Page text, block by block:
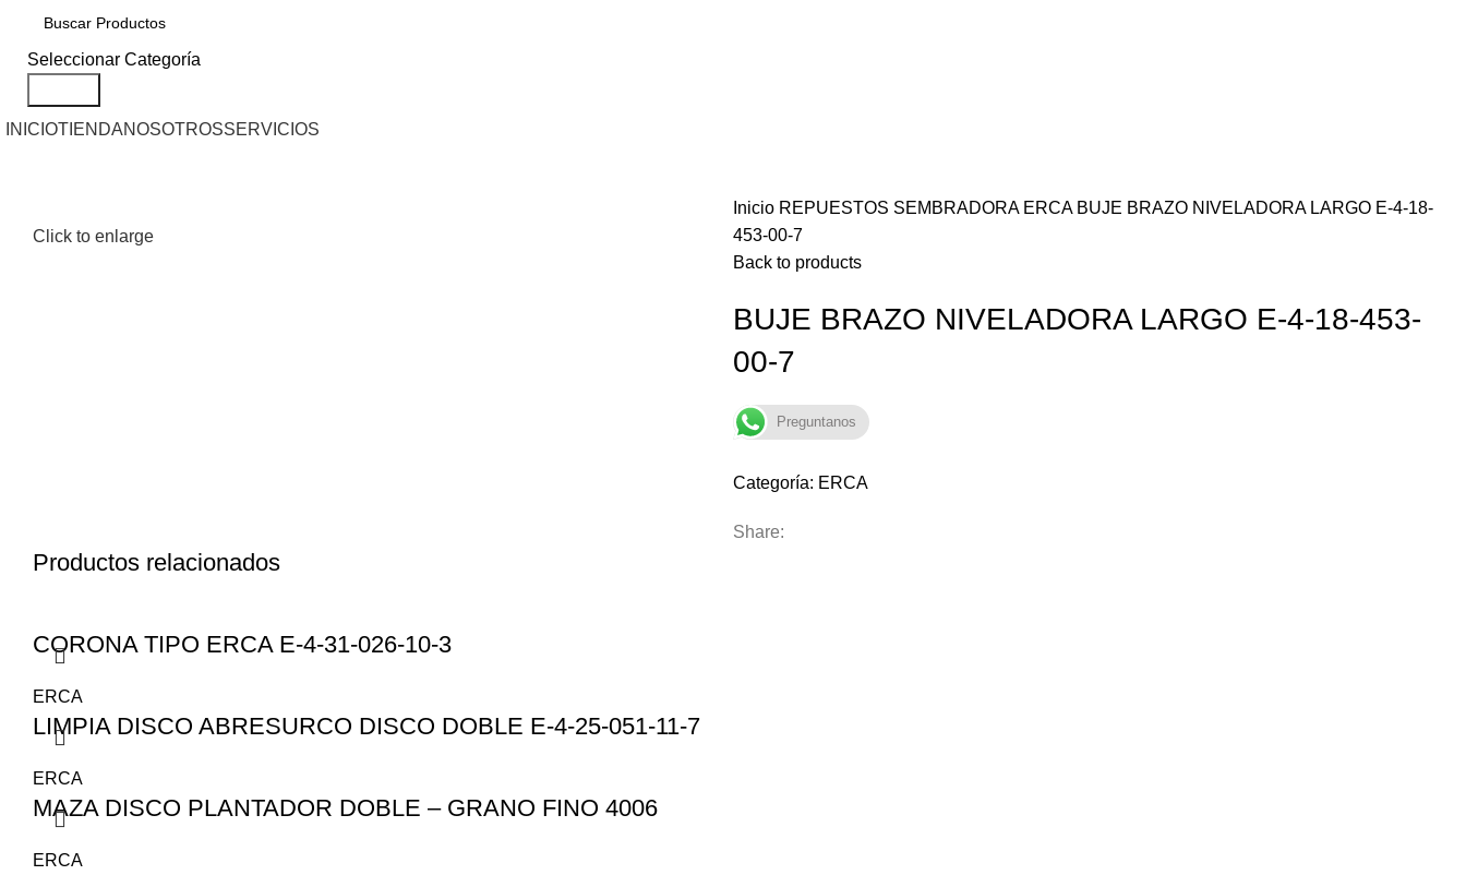
Seleccionar Categoría
INICIOTIENDANOSOTROSSERVICIOS
Click to enlarge
Inicio REPUESTOS SEMBRADORA ERCA BUJE BRAZO NIVELADORA LARGO E-4-18-
453-00-7
Back to products
BUJE BRAZO NIVELADORA LARGO E-4-18-453-
00-7
Preguntanos
Categoría: ERCA
Share:
Productos relacionados
CORONA TIPO ERCA E-4-31-026-10-3
ERCA
LIMPIA DISCO ABRESURCO DISCO DOBLE E-4-25-051-11-7
ERCA
MAZA DISCO PLANTADOR DOBLE – GRANO FINO 4006
ERCA